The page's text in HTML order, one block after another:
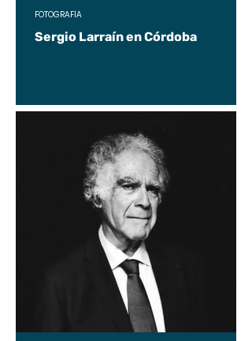
Sergio Larraín en Córdoba
FOTOGRAFÍA